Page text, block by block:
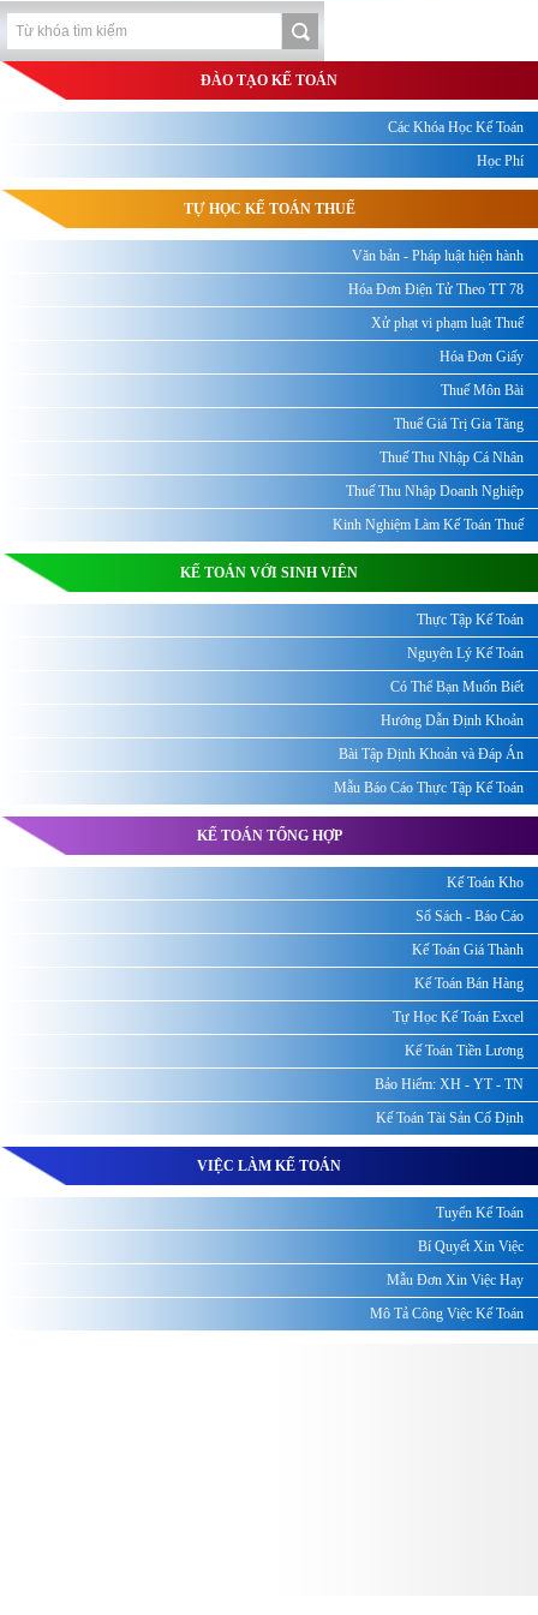
ĐÀO TẠO KẾ TOÁN
Các Khóa Học Kế Toán
Học Phí
TỰ HỌC KẾ TOÁN THUẾ
Văn bản - Pháp luật hiện hành
Hóa Đơn Điện Tử Theo TT 78
Xử phạt vi phạm luật Thuế
Hóa Đơn Giấy
Thuế Môn Bài
Thuế Giá Trị Gia Tăng
Thuế Thu Nhập Cá Nhân
Thuế Thu Nhập Doanh Nghiệp
Kinh Nghiệm Làm Kế Toán Thuế
KẾ TOÁN VỚI SINH VIÊN
Thực Tập Kế Toán
Nguyên Lý Kế Toán
Có Thể Bạn Muốn Biết
Hướng Dẫn Định Khoản
Bài Tập Định Khoản và Đáp Án
Mẫu Báo Cáo Thực Tập Kế Toán
KẾ TOÁN TỔNG HỢP
Kế Toán Kho
Sổ Sách - Báo Cáo
Kế Toán Giá Thành
Kế Toán Bán Hàng
Tự Học Kế Toán Excel
Kế Toán Tiền Lương
Bảo Hiểm: XH - YT - TN
Kế Toán Tài Sản Cố Định
VIỆC LÀM KẾ TOÁN
Tuyển Kế Toán
Bí Quyết Xin Việc
Mẫu Đơn Xin Việc Hay
Mô Tả Công Việc Kế Toán